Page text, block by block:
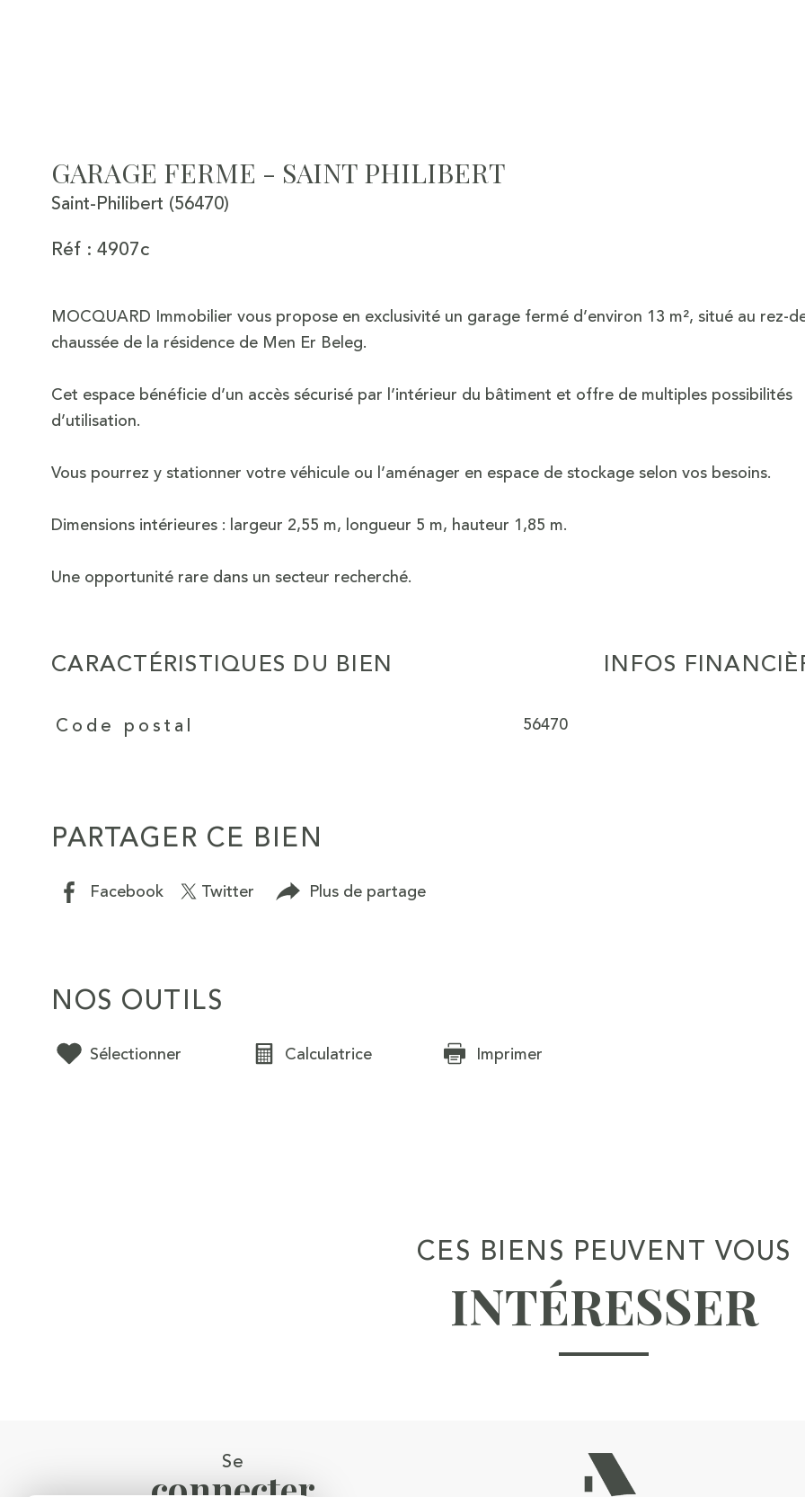
GARAGE FERME - SAINT PHILIBERT
Saint-Philibert (56470)
Réf : 4907c
MOCQUARD Immobilier vous propose en exclusivité un garage fermé d’environ 13 m², situé au rez-
chaussée de la résidence de Men Er Beleg.
Cet espace bénéficie d’un accès sécurisé par l’intérieur du bâtiment et offre de multiples possibilités
d’utilisation.
Vous pourrez y stationner votre véhicule ou l’aménager en espace de stockage selon vos besoins.
Dimensions intérieures : largeur 2,55 m, longueur 5 m, hauteur 1,85 m.
Une opportunité rare dans un secteur recherché.
CARACTÉRISTIQUES DU BIEN
Caractéristiques Valeurs
Code postal 56470
INFOS
PARTAGER CE BIEN
Facebook Twitter Plus de partage
NOS OUTILS
Sélectionner Calculatrice Imprimer
CES BIENS PEUVENT VOUS
INTÉRESSER
Se